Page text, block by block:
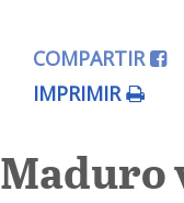
Editorial
Colaboradores
COMPARTIR
IMPRIMIR
Maduro